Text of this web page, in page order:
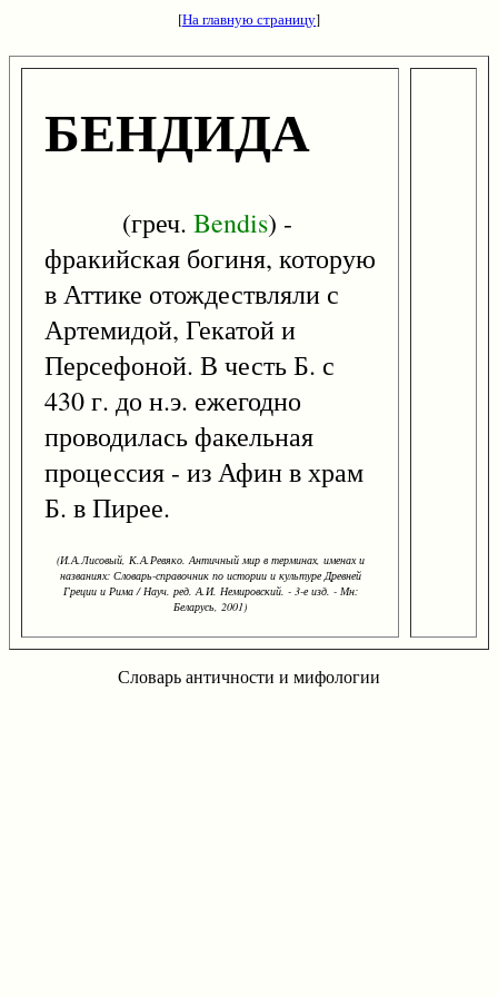
[На главную страницу]
БЕНДИДА
(греч. Bendis) -
фракийская богиня, которую
в Аттике отождествляли с
Артемидой, Гекатой и
Персефоной. В честь Б. с
430 г. до н.э. ежегодно
проводилась факельная
процессия - из Афин в храм
Б. в Пирее.
(И.А.Лисовый, К.А.Ревяко. Античный мир в терминах, именах и
названиях: Словарь-справочник по истории и культуре Древней
Греции и Рима / Науч. ред. А.И. Немировский. - 3-е изд. - Мн:
Беларусь, 2001)
Словарь античности и мифологии